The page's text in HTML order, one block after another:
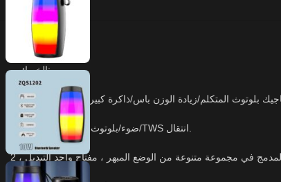
الخصائص: